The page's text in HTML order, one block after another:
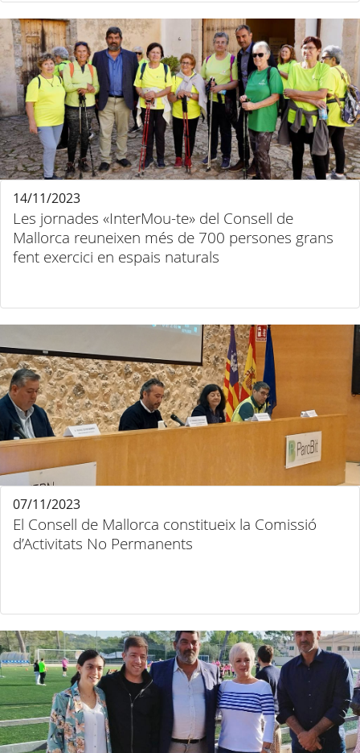
Les jornades «InterMou-te» del Consell de
Mallorca reuneixen més de 700 persones grans
fent exercici en espais naturals
14/11/2023
El Consell de Mallorca constitueix la Comissió
d’Activitats No Permanents
07/11/2023